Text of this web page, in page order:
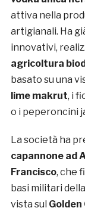
attiva nella
artigianali. Ha
innovativi,
agricoltura
basato su una
lime makrut, i
o i peperoncini
La società ha
capannone ad
Francisco, che
basi militari
vista sul Golden